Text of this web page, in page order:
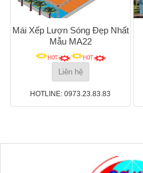
Mái Xếp Lượn Sóng Đẹp Nhất
Mẫu MA22
Liên hệ
HOTLINE: 0973.23.83.83